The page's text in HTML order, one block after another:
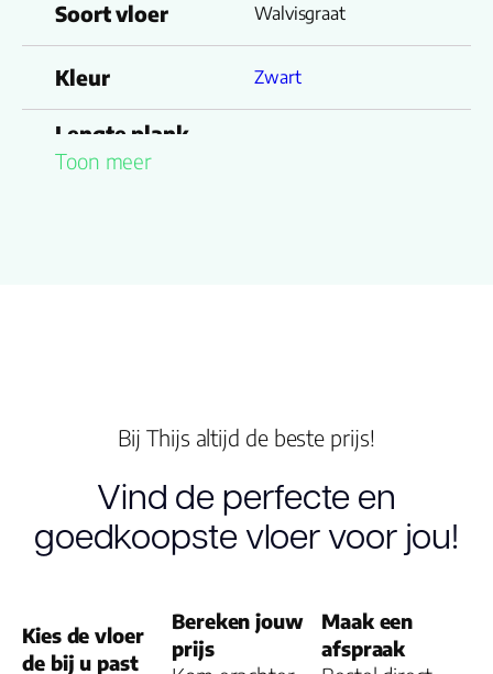
Soort vloer Walvisgraat
Kleur Zwart
Lengte plank
(cm)
V groef 4-MV
Gebruiksklasse 23, 33, 42
Vloerverwarming
Montage Click PVC
Toon meer
Bij Thijs altijd de beste prijs!
Vind de perfecte en
goedkoopste vloer voor jou!
Kies de vloer
de bij u past
Bereken jouw
prijs
Maak een
afspraak